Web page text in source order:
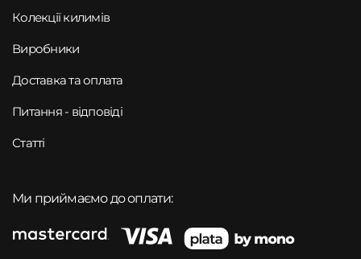
Колекції килимів
Виробники
Доставка та оплата
Питання - відповіді
Статті
Ми приймаємо до оплати: